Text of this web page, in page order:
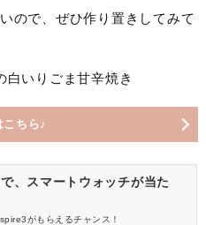
ので、ぜひ作り置きしてみて
いりごま甘辛焼き
こちら♪
、スマートウォッチが当た
がもらえるチャンス！